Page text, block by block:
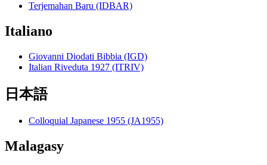
Terjemahan Baru (IDBAR)
Italiano
Giovanni Diodati Bibbia (IGD)
Italian Riveduta 1927 (ITRIV)
日本語
Colloquial Japanese 1955 (JA1955)
Malagasy